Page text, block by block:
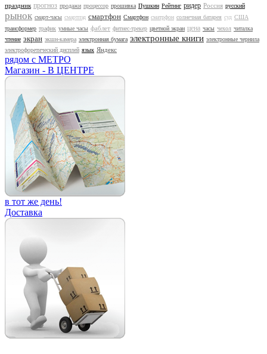
праздник прогноз продажи процессор прошивка Пушкин Рейтинг ридер Россия русский
рынок смарт-часы смартпэд смартфон Смартфон сматрфон солнечная батарея суд США
трансформер трафик умные часы фаблет фитнес-трекер цветной экран цена часы чехол читалка
чтение экран экшн-камера электронная бумага электронные книги электронные чернила
электрофоретический дисплей язык Яндекс
рядом с МЕТРО
Магазин - В ЦЕНТРЕ
в тот же день!
Доставка